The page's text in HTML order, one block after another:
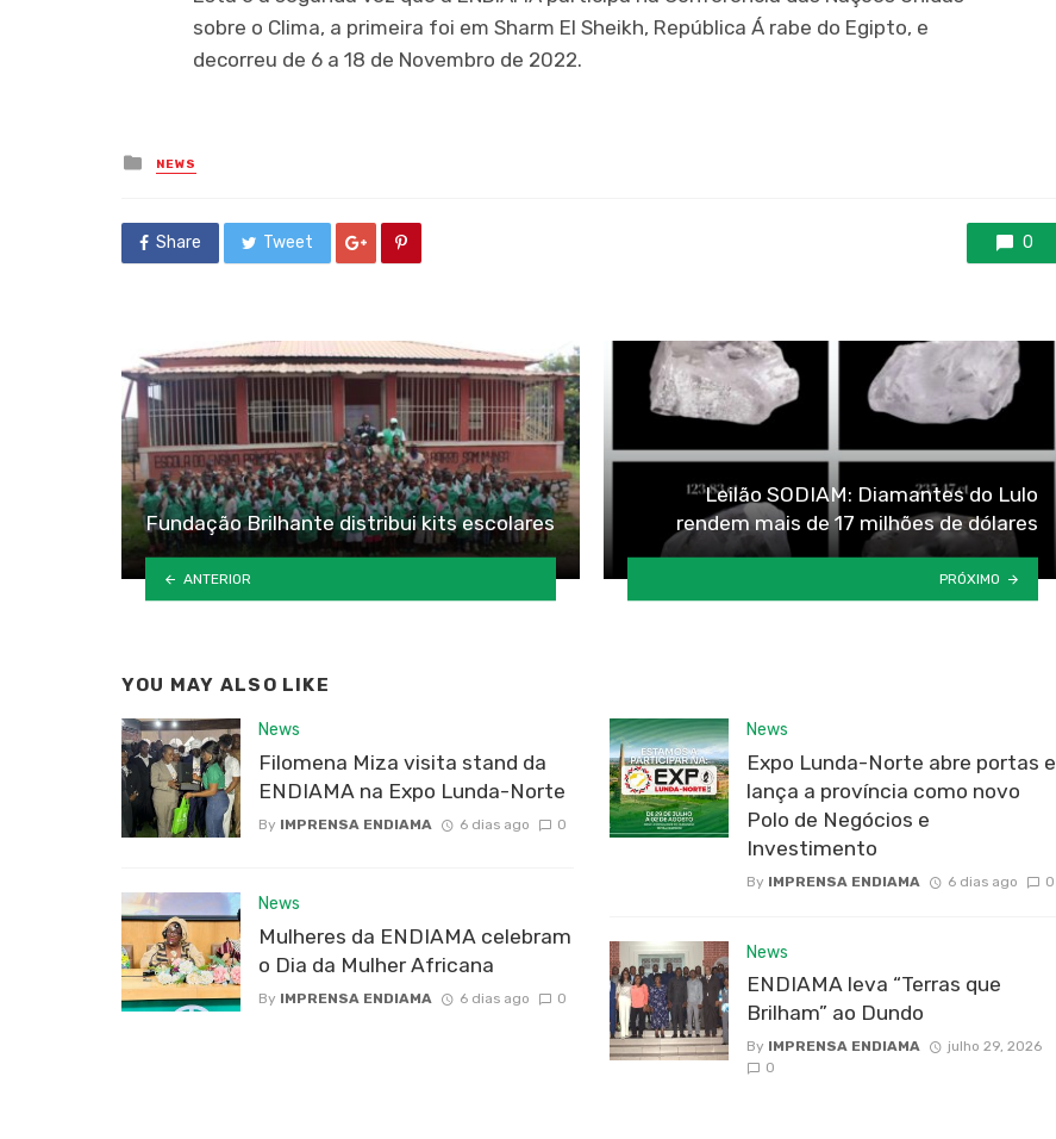
sobre o Clima, a primeira foi em Sharm El Sheikh, República Á rabe do Egipto, e
decorreu de 6 a 18 de Novembro de 2022.
Posted
in
NEWS
Share Tweet 0
Fundação Brilhante distribui kits escolares
ANTERIOR
Leilão SODIAM: Diamantes do Lulo
rendem mais de 17 milhões de dólares
PRÓXIMO
YOU MAY ALSO LIKE
News
Filomena Miza visita stand da
ENDIAMA na Expo Lunda-Norte
By IMPRENSA ENDIAMA 6 dias ago 0
News
Mulheres da ENDIAMA celebram
o Dia da Mulher Africana
By IMPRENSA ENDIAMA 6 dias ago 0
News
Expo Lunda-Norte abre portas e
lança a província como novo
Polo de Negócios e
Investimento
By IMPRENSA ENDIAMA 6 dias ago 0
News
ENDIAMA leva “Terras que
Brilham” ao Dundo
By IMPRENSA ENDIAMA
julho 29, 2026
0